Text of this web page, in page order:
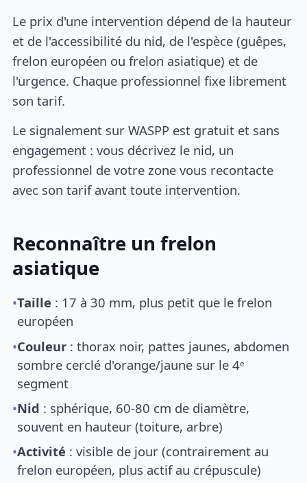
Le prix d'une intervention dépend de la hauteur
et de l'accessibilité du nid, de l'espèce (guêpes,
frelon européen ou frelon asiatique) et de
l'urgence. Chaque professionnel fixe librement
son tarif.
Le signalement sur WASPP est gratuit et sans
engagement : vous décrivez le nid, un
professionnel de votre zone vous recontacte
avec son tarif avant toute intervention.
Reconnaître un frelon
asiatique
•Taille : 17 à 30 mm, plus petit que le frelon
européen
•Couleur : thorax noir, pattes jaunes, abdomen
sombre cerclé d'orange/jaune sur le 4ᵉ
segment
•Nid : sphérique, 60-80 cm de diamètre,
souvent en hauteur (toiture, arbre)
•Activité : visible de jour (contrairement au
frelon européen, plus actif au crépuscule)